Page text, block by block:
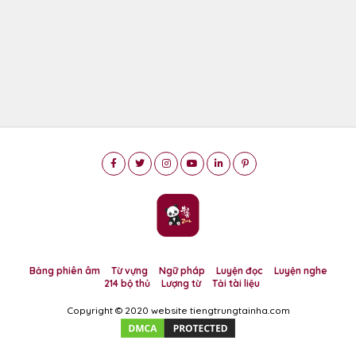
Bảng phiên âm Từ vựng Ngữ pháp Luyện đọc
Luyện nghe
214 bộ thủ
Lượng từ Tải tài liệu
Copyright © 2020 website tiengtrungtainha.com